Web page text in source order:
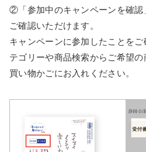
②「参加中のキャンペーンを確認
ご確認いただけます。
キャンペーンに参加したことを
テゴリーや商品検索からご希望
買い物かごにお入れください。